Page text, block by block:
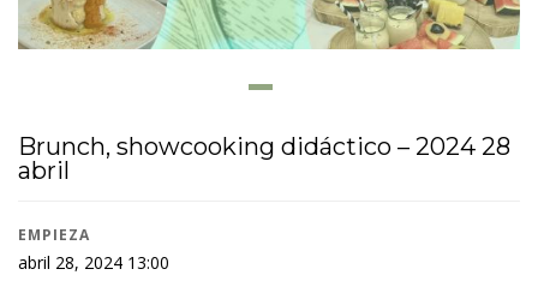
Brunch, showcooking didáctico – 2024 28
abril
EMPIEZA
abril 28, 2024 13:00